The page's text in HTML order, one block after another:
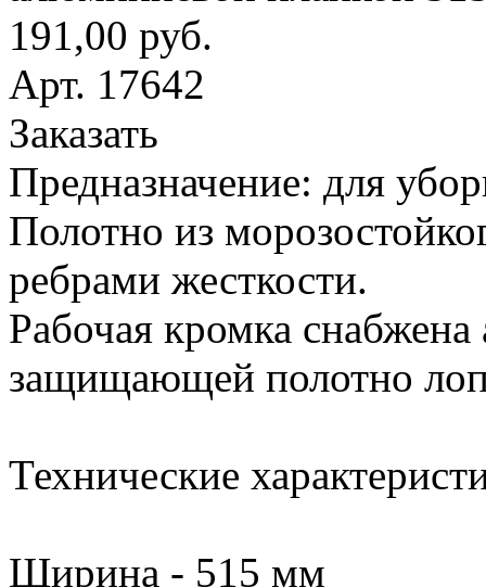
191,00 руб.
Арт. 17642
Заказать
Предназначение: для
Полотно из
ребрами жесткости.
Рабочая кромка
защищающей полотно
Технические
Ширина - 515 мм